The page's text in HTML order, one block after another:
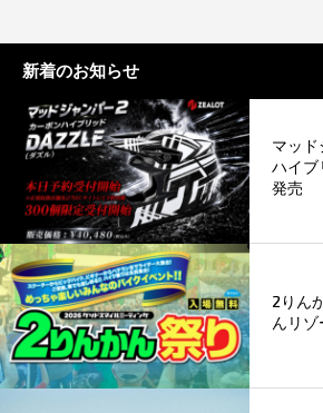
新着のお知らせ
マッド
ハイ
発売
2りん
んリゾ